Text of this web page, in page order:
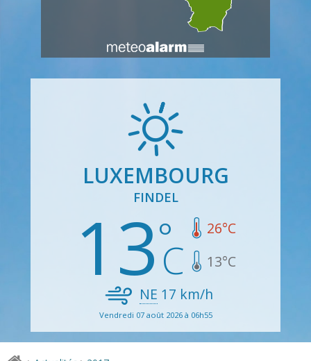
LUXEMBOURG
FINDEL
13 26°C
13°C
NE 17 km/h
Vendredi 07 août 2026 à 06h55